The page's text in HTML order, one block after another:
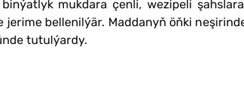
mukdara çenli, wezipeli
jerime bellenilýär. Maddanyň öňki
tutulýardy.